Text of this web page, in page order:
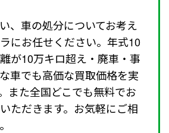
、車の処分についてお考え
にお任せください。年式10
が10万キロ超え・廃車・事
車でも高価な買取価格を実
また全国どこでも無料でお
ただきます。お気軽にご相